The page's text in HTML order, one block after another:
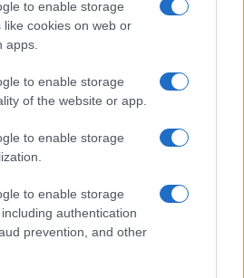
to enable storage
like cookies on web or
apps.
to enable storage
of the website or app.
to enable storage
to enable storage
authentication
prevention, and other
sull’Odio avrebbe
in Inghilterra…)
si è scagliata contro di lei:
Torystarebbe
e la sua
(che tale, per la verità,
è criticata perché
sinistra